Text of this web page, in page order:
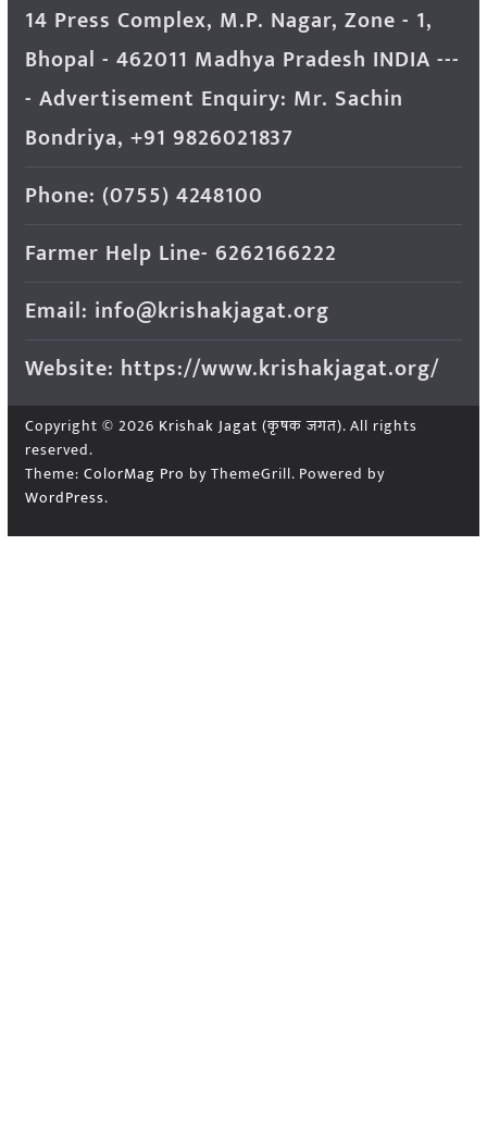
14 Press Complex, M.P. Nagar, Zone - 1,
Bhopal - 462011 Madhya Pradesh INDIA ---
- Advertisement Enquiry: Mr. Sachin
Bondriya, +91 9826021837
Phone: (0755) 4248100
Farmer Help Line- 6262166222
Email: info@krishakjagat.org
Website: https://www.krishakjagat.org/
Copyright © 2026 Krishak Jagat (कृषक जगत). All rights
reserved.
Theme: ColorMag Pro by ThemeGrill. Powered by
WordPress.